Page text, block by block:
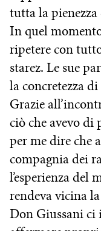
tutta la
In quel
ripetere con
starez. Le sue
la concretezza
Grazie
ciò che avevo di
per me dire che
compagnia dei
l’esperienza del
rendeva vicina
Don Giussani